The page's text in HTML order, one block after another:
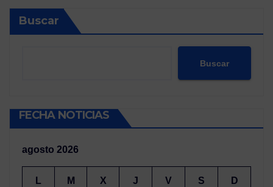
Buscar
Buscar
FECHA NOTICIAS
agosto 2026
L M X J V S D